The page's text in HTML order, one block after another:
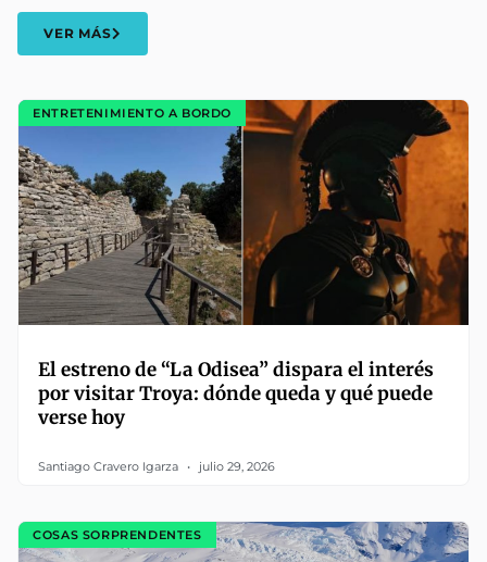
VER MÁS
ENTRETENIMIENTO A BORDO
El estreno de “La Odisea” dispara el interés
por visitar Troya: dónde queda y qué puede
verse hoy
Santiago Cravero Igarza julio 29, 2026
COSAS SORPRENDENTES